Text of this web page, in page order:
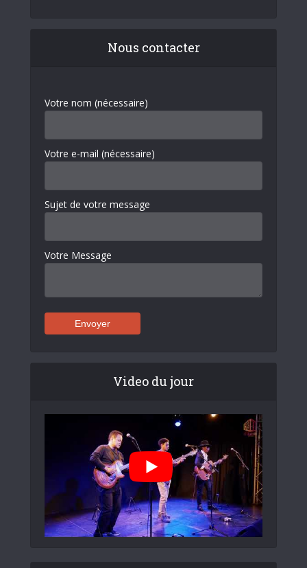
Nous contacter
Votre nom (nécessaire)
Votre e-mail (nécessaire)
Sujet de votre message
Votre Message
Video du jour